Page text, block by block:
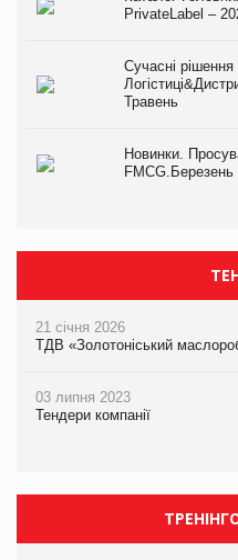
PrivateLabel –
Сучасні рішення
Травень
Новинки.
FMCG.Березень
21 січня 2026
ТДВ «Золотоніський
03 липня 2023
Тендери компанії